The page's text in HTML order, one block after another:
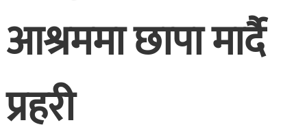
आश्रममा छापा मार्दै
प्रहरी